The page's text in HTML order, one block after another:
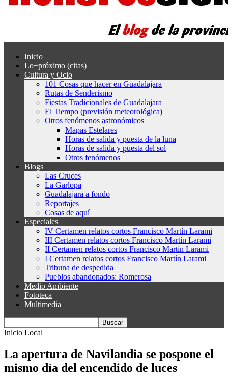
Inicio
Lo+próximo (citas)
Cultura y Ocio
101 Cosas que hacer en Guadalajara
Rutas de Senderismo
Fiestas Tradicionales de Guadalajara
El Tiempo (previsión meteorológica)
Otros fenómenos astronómicos
Mapas Estelares
Horas de salida y puesta de la luna
Horas de salida y puesta del sol
Otros fenómenos
Blogs
Las Cruces
La Garlopa
Guadalajara a fondo
Reportajes
Cosas de aquí
Especiales
IV Certamen relatos cortos Francisco Martín Larami
III Certamen relatos cortos Francisco Martín Larami
II Certamen relatos cortos Francisco Martín Larami
I Certamen relatos cortos Francisco Martín Larami
Tribuna de despedida
Pueblos abandonados: Romerosa
Medio Ambiente
Fototeca
Multimedia
Inicio Local
La apertura de Navilandia se pospone el
mismo día del encendido de luces